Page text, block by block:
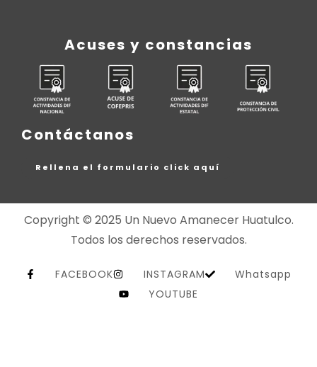
Acuses y constancias
Contáctanos
Rellena el formulario click aquí
Copyright © 2025 Un Nuevo Amanecer Huatulco.
Todos los derechos reservados.
FACEBOOK INSTAGRAM
Whatsapp
YOUTUBE